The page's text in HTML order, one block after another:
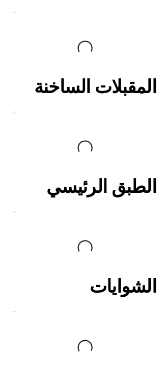
المقبلات الساخنة
الطبق الرئيسي
الشوايات